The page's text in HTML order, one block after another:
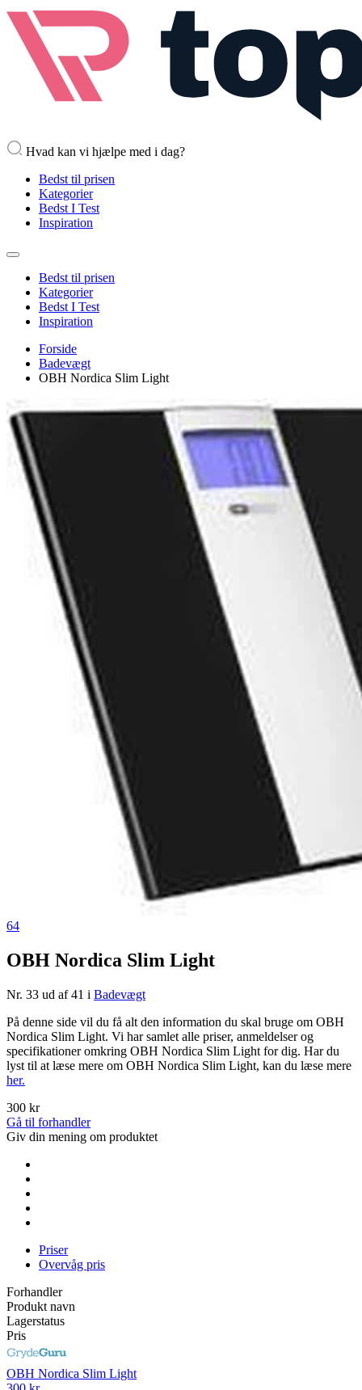
Hvad kan vi hjælpe med i dag?
Bedst til prisen
Kategorier
Bedst I Test
Inspiration
Bedst til prisen
Kategorier
Bedst I Test
Inspiration
Forside
Badevægt
OBH Nordica Slim Light
64
OBH Nordica Slim Light
Nr. 33 ud af 41 i Badevægt
På denne side vil du få alt den information du skal bruge om OBH
Nordica Slim Light. Vi har samlet alle priser, anmeldelser og
specifikationer omkring OBH Nordica Slim Light for dig. Har du
lyst til at læse mere om OBH Nordica Slim Light, kan du læse mere
her.
300 kr
Gå til forhandler
Giv din mening om produktet
Priser
Overvåg pris
Forhandler
Produkt navn
Lagerstatus
Pris
OBH Nordica Slim Light